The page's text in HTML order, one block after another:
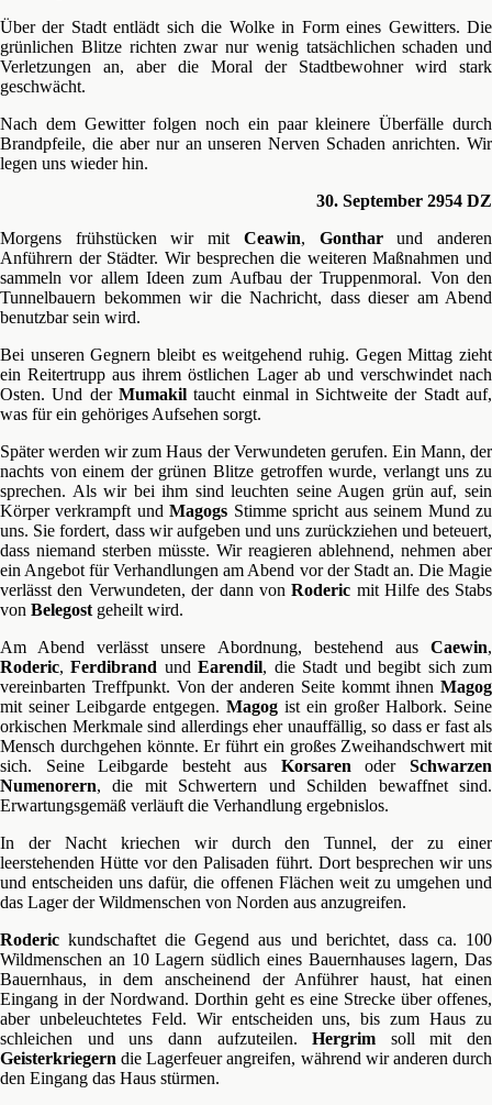
Über der Stadt entlädt sich die Wolke in Form eines Gewitters. Die
grünlichen Blitze richten zwar nur wenig tatsächlichen schaden und
Verletzungen an, aber die Moral der Stadtbewohner wird stark
geschwächt.
Nach dem Gewitter folgen noch ein paar kleinere Überfälle durch
Brandpfeile, die aber nur an unseren Nerven Schaden anrichten. Wir
legen uns wieder hin.
30. September 2954 DZ
Morgens frühstücken wir mit Ceawin, Gontharund anderen
Anführern der Städter. Wir besprechen die weiteren Maßnahmen und
sammeln vor allem Ideen zum Aufbau der Truppenmoral. Von den
Tunnelbauern bekommen wir die Nachricht, dass dieser am Abend
benutzbar sein wird.
Bei unseren Gegnern bleibt es weitgehend ruhig. Gegen Mittag zieht
ein Reitertrupp aus ihrem östlichen Lager ab und verschwindet nach
Osten. Und der Mumakiltaucht einmal in Sichtweite der Stadt auf,
was für ein gehöriges Aufsehen sorgt.
Später werden wir zum Haus der Verwundeten gerufen. Ein Mann, der
nachts von einem der grünen Blitze getroffen wurde, verlangt uns zu
sprechen. Als wir bei ihm sind leuchten seine Augen grün auf, sein
Körper verkrampft undMagogs Stimme spricht aus seinem Mund zu
uns. Sie fordert, dass wir aufgeben und uns zurückziehen und beteuert,
dass niemand sterben müsste. Wir reagieren ablehnend, nehmen aber
ein Angebot für Verhandlungen am Abend vor der Stadt an. Die Magie
verlässt den Verwundeten, der dann vonRoderic mit Hilfe des Stabs
von Belegost geheilt wird.
Am Abend verlässt unsere Abordnung, bestehend aus Caewin,
Roderic,Ferdibrand undEarendil, die Stadt und begibt sich zum
vereinbarten Treffpunkt. Von der anderen Seite kommt ihnen Magog
mit seiner Leibgarde entgegen. Magog ist ein großer Halbork. Seine
orkischen Merkmale sind allerdings eher unauffällig, so dass er fast als
Mensch durchgehen könnte. Er führt ein großes Zweihandschwert mit
sich. Seine Leibgarde besteht aus Korsaren oderSchwarzen
Numenorern, die mit Schwertern und Schilden bewaffnet sind.
Erwartungsgemäß verläuft die Verhandlung ergebnislos.
In der Nacht kriechen wir durch den Tunnel, der zu einer
leerstehenden Hütte vor den Palisaden führt. Dort besprechen wir uns
und entscheiden uns dafür, die offenen Flächen weit zu umgehen und
das Lager der Wildmenschen von Norden aus anzugreifen.
Roderic kundschaftet die Gegend aus und berichtet, dass ca. 100
Wildmenschen an 10 Lagern südlich eines Bauernhauses lagern, Das
Bauernhaus, in dem anscheinend der Anführer haust, hat einen
Eingang in der Nordwand. Dorthin geht es eine Strecke über offenes,
aber unbeleuchtetes Feld. Wir entscheiden uns, bis zum Haus zu
schleichen und uns dann aufzuteilen.Hergrim soll mit den
Geisterkriegern die Lagerfeuer angreifen, während wir anderen durch
den Eingang das Haus stürmen.